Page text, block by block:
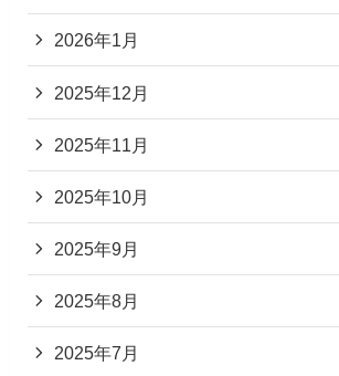
2026年1月
2025年12月
2025年11月
2025年10月
2025年9月
2025年8月
2025年7月